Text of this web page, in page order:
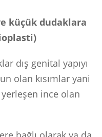
küçük dudaklara
dış genital yapıyı
olan kısımlar yani
ince olan